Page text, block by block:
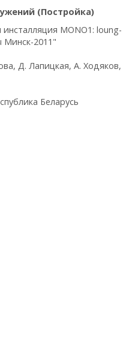
(Постройка)
MONO1: loung-
Минск-2011"
Д. Лапицкая, А. Ходяков,
Беларусь